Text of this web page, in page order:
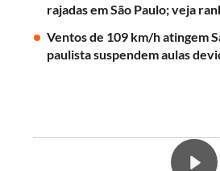
rajadas em São Paulo; veja
Ventos de 109 km/h atingem
paulista suspendem aulas